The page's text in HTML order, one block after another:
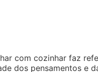
com cozinhar faz
dos pensamentos e